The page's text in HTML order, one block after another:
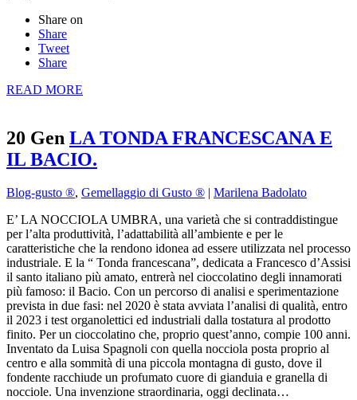
Share on
Share
Tweet
Share
READ MORE
20 Gen LA TONDA FRANCESCANA E
IL BACIO.
Blog-gusto ®, Gemellaggio di Gusto ® | Marilena Badolato
E’ LA NOCCIOLA UMBRA, una varietà che si contraddistingue
per l’alta produttività, l’adattabilità all’ambiente e per le
caratteristiche che la rendono idonea ad essere utilizzata nel processo
industriale. E la “ Tonda francescana”, dedicata a Francesco d’Assisi
il santo italiano più amato, entrerà nel cioccolatino degli innamorati
più famoso: il Bacio. Con un percorso di analisi e sperimentazione
prevista in due fasi: nel 2020 è stata avviata l’analisi di qualità, entro
il 2023 i test organolettici ed industriali dalla tostatura al prodotto
finito. Per un cioccolatino che, proprio quest’anno, compie 100 anni.
Inventato da Luisa Spagnoli con quella nocciola posta proprio al
centro e alla sommità di una piccola montagna di gusto, dove il
fondente racchiude un profumato cuore di gianduia e granella di
nocciole. Una invenzione straordinaria, oggi declinata…